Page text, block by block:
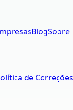
BlogSobre
de Correções